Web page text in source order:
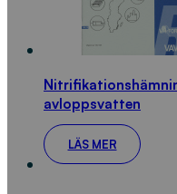
avloppsvatten
LÄS MER